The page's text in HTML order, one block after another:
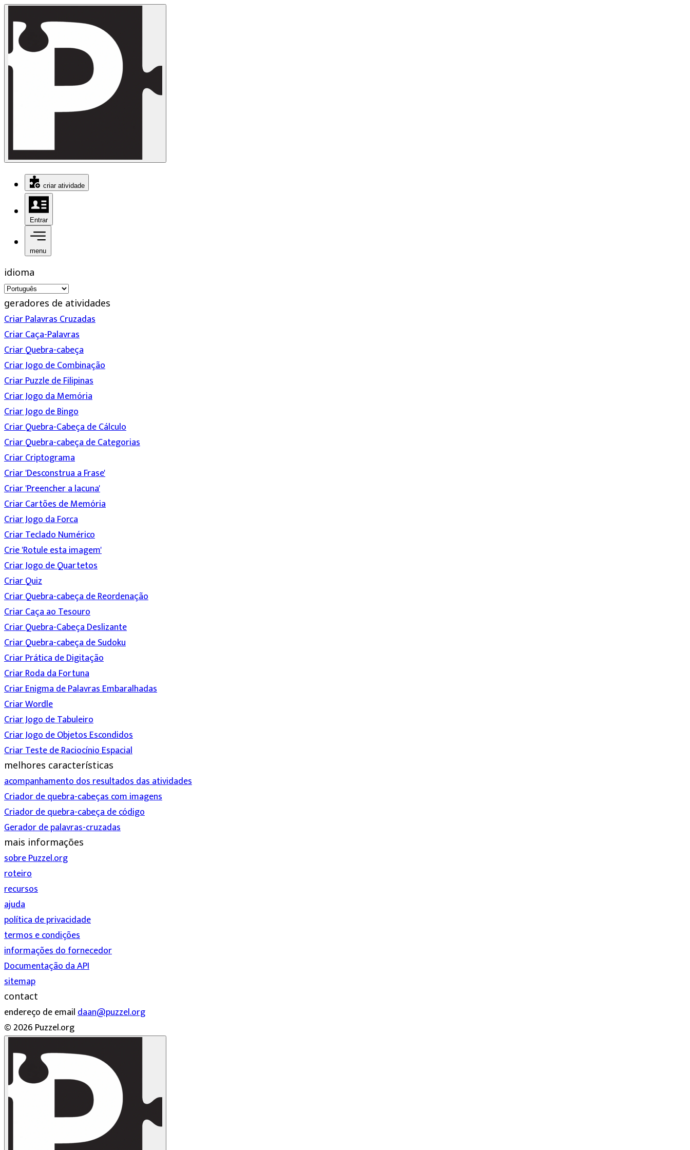
criar atividade
Entrar
menu
idioma
geradores de atividades
Criar Palavras Cruzadas
Criar Caça-Palavras
Criar Quebra-cabeça
Criar Jogo de Combinação
Criar Puzzle de Filipinas
Criar Jogo da Memória
Criar Jogo de Bingo
Criar Quebra-Cabeça de Cálculo
Criar Quebra-cabeça de Categorias
Criar Criptograma
Criar 'Desconstrua a Frase'
Criar 'Preencher a lacuna'
Criar Cartões de Memória
Criar Jogo da Forca
Criar Teclado Numérico
Crie 'Rotule esta imagem'
Criar Jogo de Quartetos
Criar Quiz
Criar Quebra-cabeça de Reordenação
Criar Caça ao Tesouro
Criar Quebra-Cabeça Deslizante
Criar Quebra-cabeça de Sudoku
Criar Prática de Digitação
Criar Roda da Fortuna
Criar Enigma de Palavras Embaralhadas
Criar Wordle
Criar Jogo de Tabuleiro
Criar Jogo de Objetos Escondidos
Criar Teste de Raciocínio Espacial
melhores características
acompanhamento dos resultados das atividades
Criador de quebra-cabeças com imagens
Criador de quebra-cabeça de código
Gerador de palavras-cruzadas
mais informações
sobre Puzzel.org
roteiro
recursos
ajuda
política de privacidade
termos e condições
informações do fornecedor
Documentação da API
sitemap
contact
endereço de emaildaan@puzzel.org
© 2026 Puzzel.org